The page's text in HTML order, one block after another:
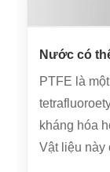
Nước có
PTFE là
kháng hóa
Vật liệu này